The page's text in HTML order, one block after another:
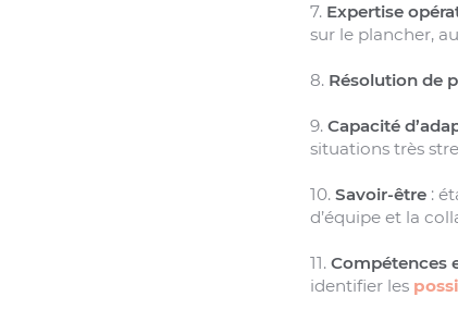
7. Expertise
sur le plancher,
8. Résolution de
9. Capacité
situations très
10. Savoir-être:
d’équipe et la
11. Compétences
identifier les